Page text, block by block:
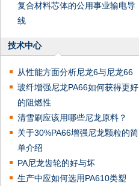
复合材料芯体的公用事业输电导
线
技术中心
从性能方面分析尼龙6与尼龙66
玻纤增强尼龙PA66如何获得更好
的阻燃性
清雪刷应该用哪些尼龙原料？
关于30%PA66增强尼龙颗粒的简
单介绍
PA尼龙齿轮的好与坏
生产中应如何选用PA610类塑